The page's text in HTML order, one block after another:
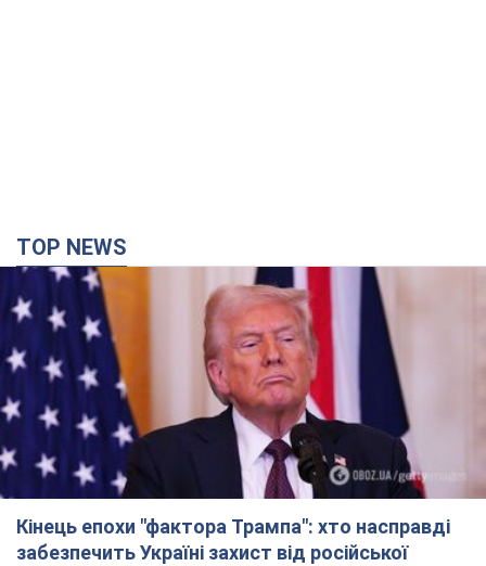
TOP NEWS
Кінець епохи "фактора Трампа": хто насправді
забезпечить Україні захист від російської